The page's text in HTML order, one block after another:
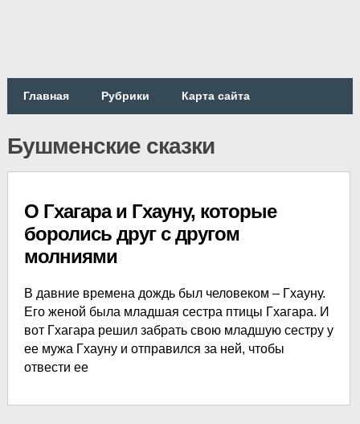
Главная Рубрики Карта сайта
Бушменские сказки
О Гхагара и Гхауну, которые
боролись друг с другом
молниями
В давние времена дождь был человеком – Гхауну.
Его женой была младшая сестра птицы Гхагара. И
вот Гхагара решил забрать свою младшую сестру у
ее мужа Гхауну и отправился за ней, чтобы
отвести ее